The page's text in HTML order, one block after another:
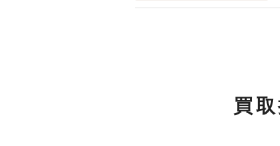
買